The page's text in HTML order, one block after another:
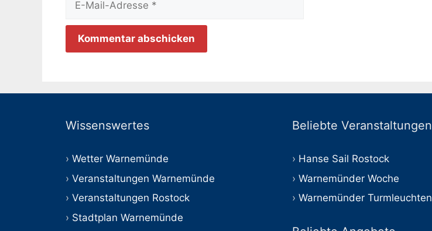
Adresse
Wissenswertes
Wetter Warnemünde
Veranstaltungen Warnemünde
Veranstaltungen Rostock
Stadtplan Warnemünde
Beliebte Veranstaltungen
Hanse Sail Rostock
Warnemünder Woche
Warnemünder Turmleuchten